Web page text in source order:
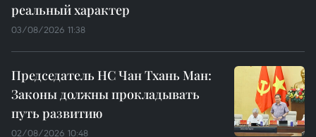
реальный характер
03/08/2026 11:38
Председатель НС Чан Тхань Ман:
Законы должны прокладывать
путь развитию
02/08/2026 10:48